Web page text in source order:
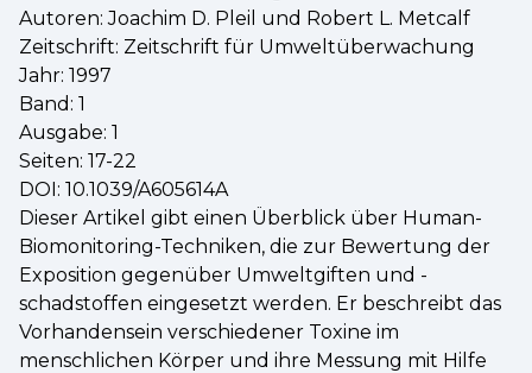
Autoren: Joachim D. Pleil und Robert L. Metcalf
Zeitschrift: Zeitschrift für Umweltüberwachung
Jahr: 1997
Band: 1
Ausgabe: 1
Seiten: 17-22
DOI: 10.1039/A605614A
Dieser Artikel gibt einen Überblick über Human-
Biomonitoring-Techniken, die zur Bewertung der
Exposition gegenüber Umweltgiften und -
schadstoffen eingesetzt werden. Er beschreibt das
Vorhandensein verschiedener Toxine im
menschlichen Körper und ihre Messung mit Hilfe